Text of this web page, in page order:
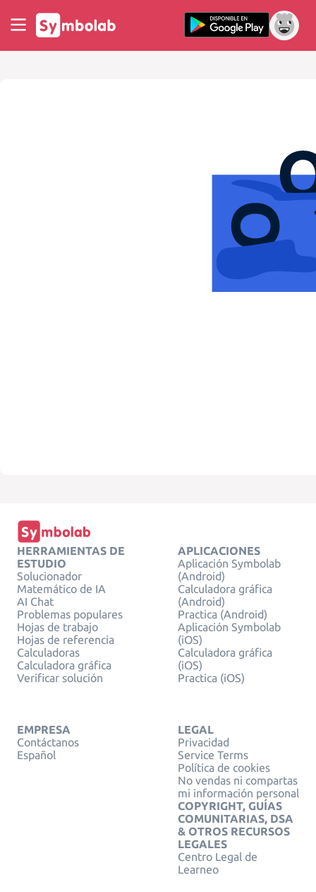
HERRAMIENTAS DE
ESTUDIO
Solucionador
Matemático de IA
AI Chat
Problemas populares
Hojas de trabajo
Hojas de referencia
Calculadoras
Calculadora gráfica
Verificar solución
APLICACIONES
Aplicación Symbolab
(Android)
Calculadora gráfica
(Android)
Practica (Android)
Aplicación Symbolab
(iOS)
Calculadora gráfica
(iOS)
Practica (iOS)
EMPRESA
Contáctanos
Español
LEGAL
Privacidad
Service Terms
Política de cookies
No vendas ni compartas
mi información personal
COPYRIGHT, GUÍAS
COMUNITARIAS, DSA
& OTROS RECURSOS
LEGALES
Centro Legal de
Learneo